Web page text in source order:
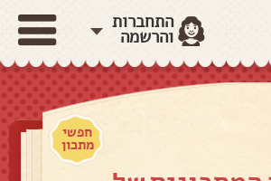
התחברות
והרשמה
חפשי
מתכון